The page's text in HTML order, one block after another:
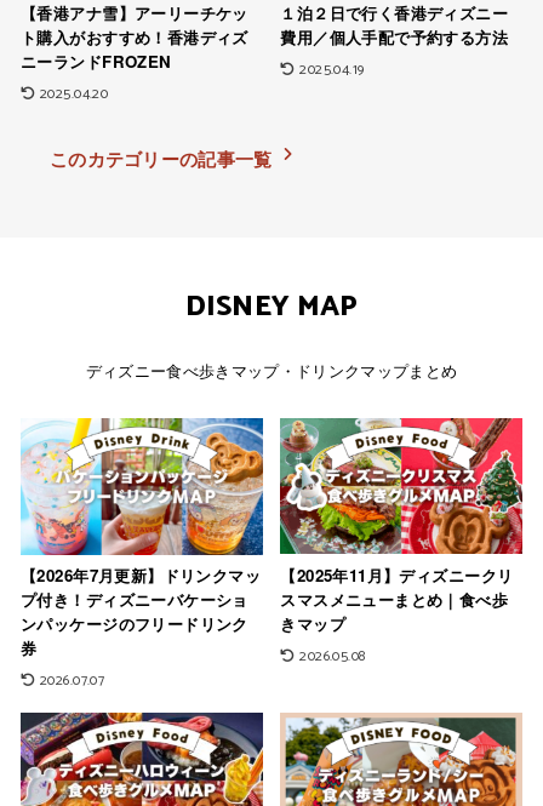
【香港アナ雪】アーリーチケッ
ト購入がおすすめ！香港ディズ
ニーランドFROZEN
2025.04.20
１泊２日で行く香港ディズニー
費用／個人手配で予約する方法
2025.04.19
このカテゴリーの記事一覧
DISNEY MAP
ディズニー食べ歩きマップ・ドリンクマップまとめ
【2026年7月更新】ドリンクマッ
プ付き！ディズニーバケーショ
ンパッケージのフリードリンク
券
2026.07.07
【2025年11月】ディズニークリ
スマスメニューまとめ｜食べ歩
きマップ
2026.05.08